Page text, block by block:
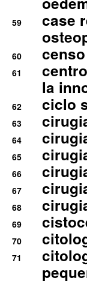
59
case
60
61
la
62 ciclo
63
64
65
66
67
68
69
70
71